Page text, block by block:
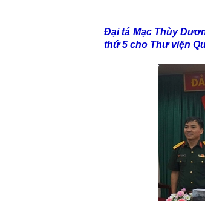
Đại tá Mạc Thùy
thứ 5 cho Thư viện